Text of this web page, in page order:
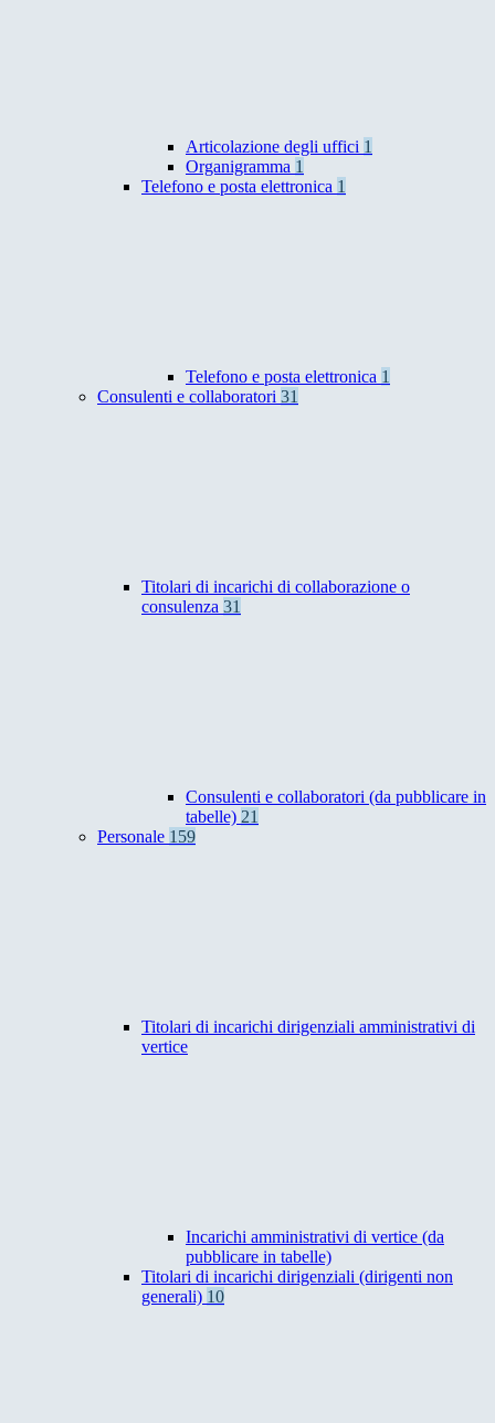
Articolazione degli uffici 1
Organigramma 1
Telefono e posta elettronica 1
Telefono e posta elettronica 1
Consulenti e collaboratori 31
Titolari di incarichi di collaborazione o
consulenza 31
Consulenti e collaboratori (da pubblicare in
tabelle) 21
Personale 159
Titolari di incarichi dirigenziali amministrativi di
vertice
Incarichi amministrativi di vertice (da
pubblicare in tabelle)
Titolari di incarichi dirigenziali (dirigenti non
generali) 10